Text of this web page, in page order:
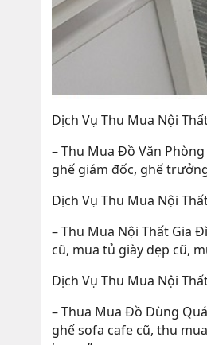
Dịch Vụ Thu Mua Nội
– Thu Mua Đồ Văn
ghế giám đốc, ghế
Dịch Vụ Thu Mua Nội
– Thu Mua Nội Thất Gia
cũ, mua tủ giày dẹp cũ,
Dịch Vụ Thu Mua Nội
– Thua Mua Đồ Dùng
ghế sofa cafe cũ, thu